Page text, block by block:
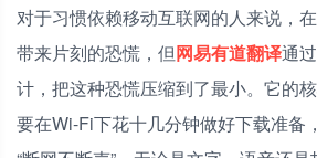
对于习惯依赖移动互联网的人来说，
带来片刻的恐慌，但网易有道翻译通
计，把这种恐慌压缩到了最小。它的
要在Wi-Fi下花十几分钟做好下载准备